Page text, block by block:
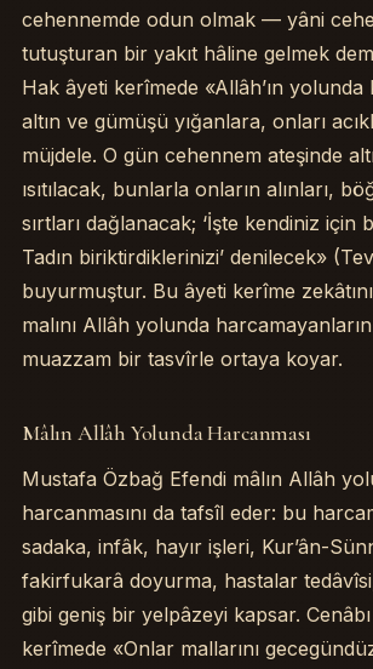
cehennemde odun olmak — yâni
tutuşturan bir yakıt hâline gelmek
Hak âyeti kerîmede «Allâh’ın yolunda
altın ve gümüşü yığanlara, onları
müjdele. O gün cehennem ateşinde
ısıtılacak, bunlarla onların alınları,
sırtları dağlanacak; ‘İşte kendiniz için
Tadın biriktirdiklerinizi’ denilecek»
buyurmuştur. Bu âyeti kerîme
malını Allâh yolunda
muazzam bir tasvîrle ortaya koyar.
Mâlın Allâh Yolunda Harcanması
Mustafa Özbağ Efendi mâlın Allâh
harcanmasını da tafsîl eder: bu
sadaka, infâk, hayır işleri, Kur’ân-
fakirfukarâ doyurma, hastalar
gibi geniş bir yelpâzeyi kapsar.
kerîmede «Onlar mallarını